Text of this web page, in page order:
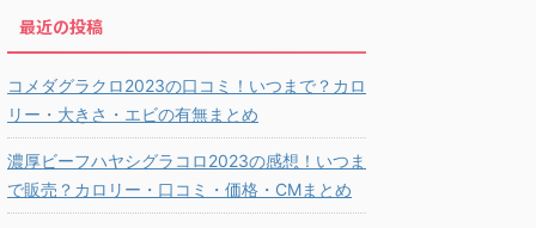
最近の投稿
コメダグラクロ2023の口コミ！いつまで？カロ
リー・大きさ・エビの有無まとめ
濃厚ビーフハヤシグラコロ2023の感想！いつま
で販売？カロリー・口コミ・価格・CMまとめ